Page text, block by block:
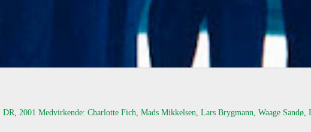
2001 Medvirkende: Charlotte Fich, Mads Mikkelsen, Lars Brygmann, Waage